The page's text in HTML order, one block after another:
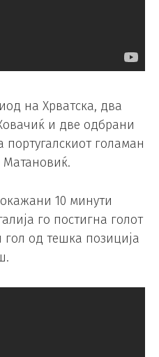
на Хрватска, два
и две одбрани
голаман
10 минути
го постигна голот
од тешка позиција